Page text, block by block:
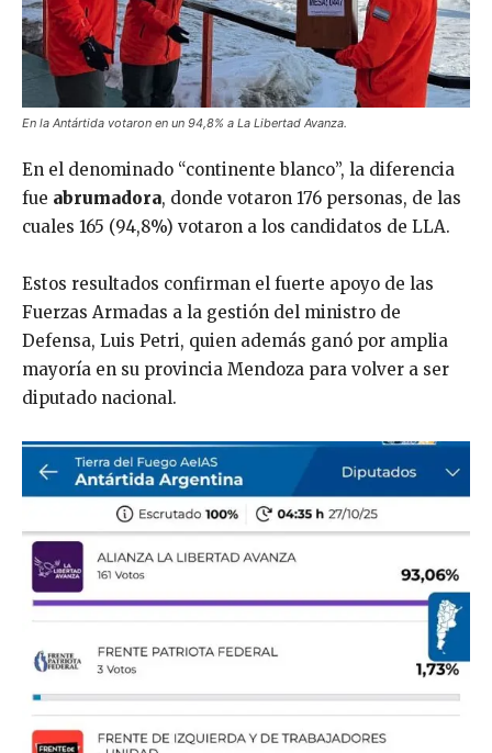
En la Antártida votaron en un 94,8% a La Libertad Avanza.
En el denominado “continente blanco”, la diferencia
fue abrumadora, donde votaron 176 personas, de las
cuales 165 (94,8%) votaron a los candidatos de LLA.
Estos resultados confirman el fuerte apoyo de las
Fuerzas Armadas a la gestión del ministro de
Defensa, Luis Petri, quien además ganó por amplia
mayoría en su provincia Mendoza para volver a ser
diputado nacional.